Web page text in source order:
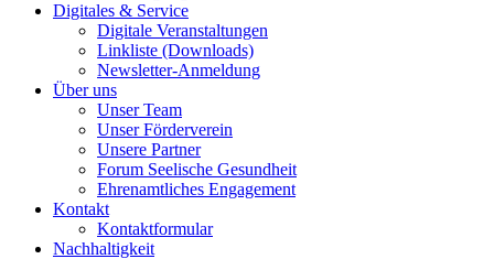
Digitales & Service
Digitale Veranstaltungen
Linkliste (Downloads)
Newsletter-Anmeldung
Über uns
Unser Team
Unser Förderverein
Unsere Partner
Forum Seelische Gesundheit
Ehrenamtliches Engagement
Kontakt
Kontaktformular
Nachhaltigkeit